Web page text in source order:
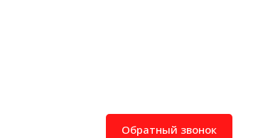
Обратный звонок